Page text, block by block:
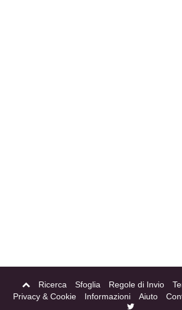
Ricerca Sfoglia Regole di Invio
Privacy & Cookie
Informazioni Aiuto